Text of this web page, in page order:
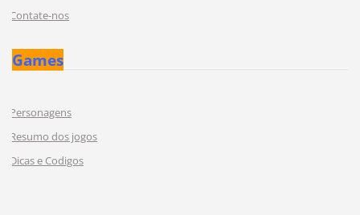
Contate-nos
Games
Personagens
Resumo dos jogos
Dicas e Codigos